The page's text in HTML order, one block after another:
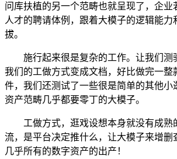
问库扶植的另一个范畴也就呈现了，企业
人才的聘请体例，跟着大模子的逻辑能力
拔。
施行起来很是复杂的工作。让我们测
我们的工做方式变成文档，好比做完一整
件，我们还测试了一些很是简单的其他小
资产范畴几乎都要零丁的大模子。
工做方式，逛戏设想本身就没有成熟
流，是平台决定推什么，让大模子来增删
几乎所有的数字资产的出产！